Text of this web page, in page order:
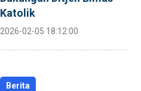
Katolik
2026-02-05 18:12:00
Berita